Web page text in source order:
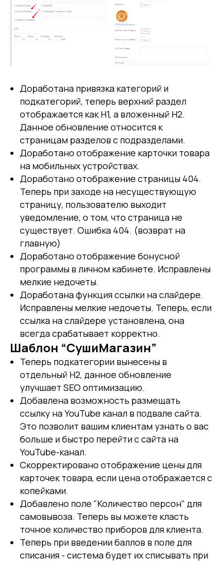
Доработана привязка категорий и
подкатегорий, теперь верхний раздел
отображается как H1, а вложенный H2.
Данное обновление относится к
страницам разделов с подразделами.
Доработано отображение карточки товара
на мобильных устройствах.
Доработано отображение страницы 404.
Теперь при заходе на несуществующую
страницу, пользователю выходит
уведомление, о том, что страница не
существует. Ошибка 404. (возврат на
главную)
Доработано отображение бонусной
программы в личном кабинете. Исправлены
мелкие недочеты.
Доработана функция ссылки на слайдере.
Исправлены мелкие недочеты. Теперь, если
ссылка на слайдере установлена, она
всегда срабатывает корректно.
Шаблон “СушиМагазин”
Теперь подкатегории вынесены в
отдельный H2, данное обновление
улучшает SEO оптимизацию.
Добавлена возможность размещать
ссылку на YouTube канал в подвале сайта.
Это позволит вашим клиентам узнать о вас
больше и быстро перейти с сайта на
YouTube-канал.
Скорректировано отображение цены для
карточек товара, если цена отображается с
копейками.
Добавлено поле "Количество персон" для
самовывоза. Теперь вы можете класть
точное количество приборов для клиента.
Теперь при введении баллов в поле для
списания - система будет их списывать при